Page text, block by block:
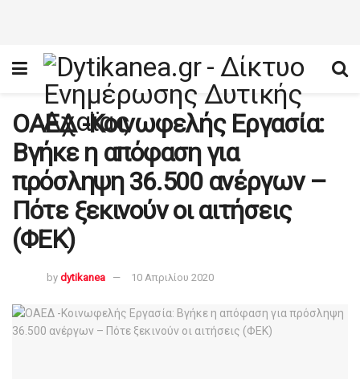
ΟΑΕΔ -Κοινωφελής Εργασία:
Βγήκε η απόφαση για
πρόσληψη 36.500 ανέργων –
Πότε ξεκινούν οι αιτήσεις
(ΦΕΚ)
by dytikanea 10 Απριλίου 2020